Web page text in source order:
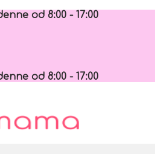
od 8:00 - 17:00
od 8:00 - 17:00